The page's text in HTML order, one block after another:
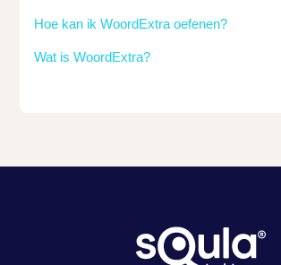
Hoe kan ik WoordExtra oefenen?
Wat is WoordExtra?